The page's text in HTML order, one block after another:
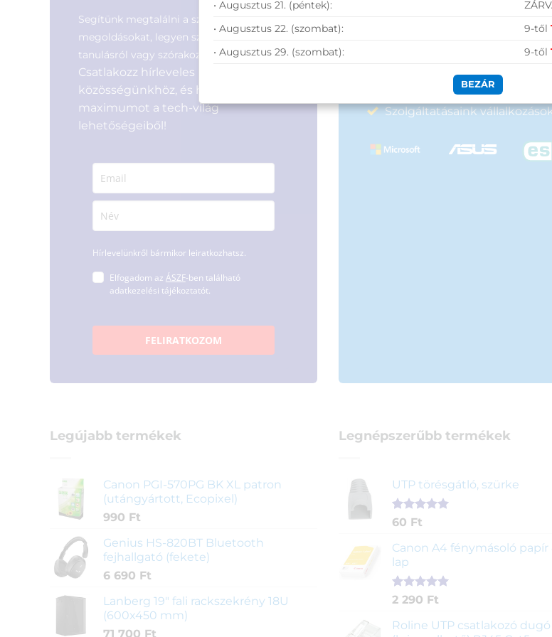
2
Segítünk megtalálni a számodra legjobb
megoldásokat, legyen szó munkáról,
tanulásról vagy szórakozásról!
Csatlakozz hírleveles
közösségünkhöz, és hozd ki a
maximumot a tech-világ
lehetőségeiből!
Hírlevelünkről bármikor leiratkozhatsz.
Elfogadom az ÁSZF-ben található
adatkezelési tájékoztatót.
FELIRATKOZOM
50 000 Ft felett ingyenes
Szolgáltatásaink
Legújabb termékek
Canon PGI-570PG BK XL patron
(utángyártott, Ecopixel)
990 Ft
Genius HS-820BT Bluetooth
fejhallgató (fekete)
6 690 Ft
Lanberg 19" fali rackszekrény 18U
(600x450 mm)
71 700 Ft
Legnépszerűbb termékek
UTP törésgátló, szürke
Értékelés
ből,
1
értékelés
alapján
60 Ft
Canon A4 fénymásoló
lap
Értékelés
ből,
2
értékelés
2 290 Ft
Roline UTP csatlakozó dugó
• Augusztus 21. (péntek):
• Augusztus 22. (szombat):
9-től
• Augusztus 29. (szombat):
9-től
BEZÁR